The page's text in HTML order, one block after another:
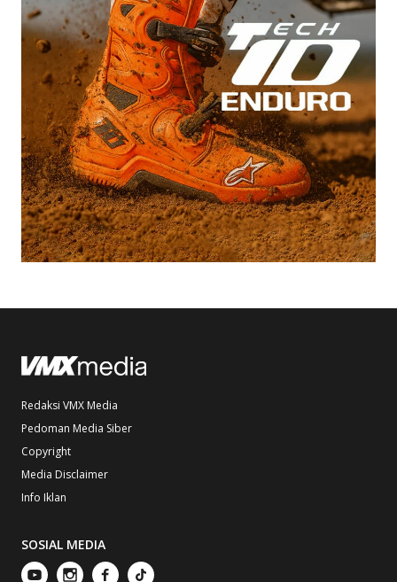
Redaksi VMX Media
Pedoman Media Siber
Copyright
Media Disclaimer
Info Iklan
SOSIAL MEDIA